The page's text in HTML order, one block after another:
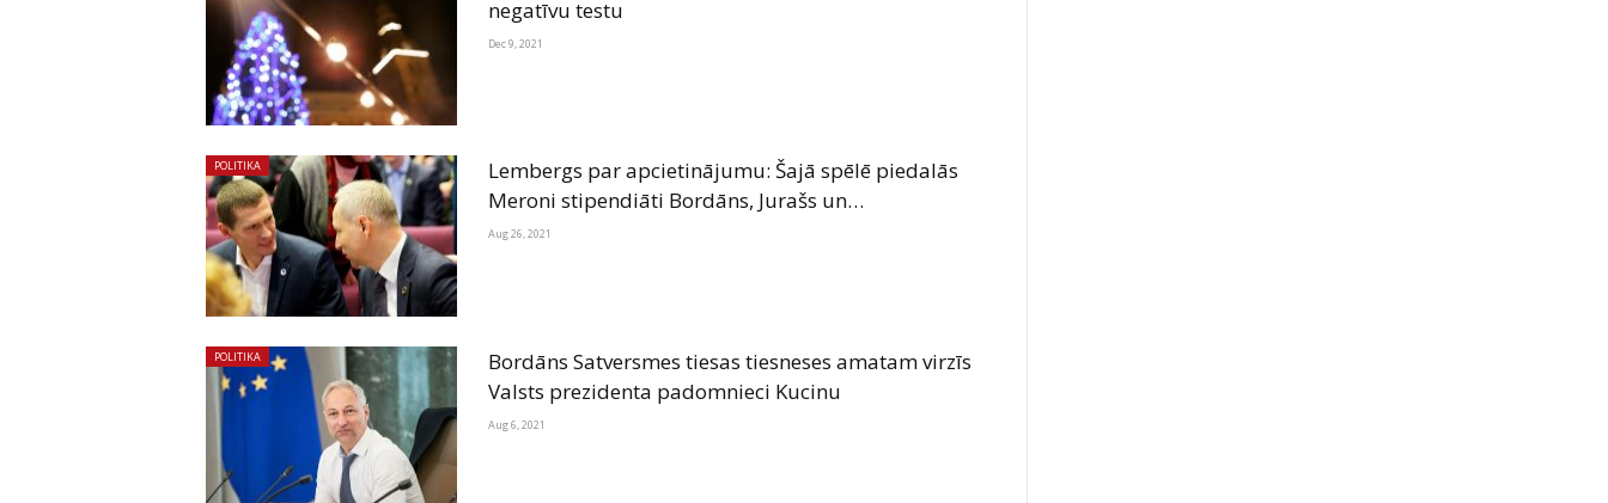
negatīvu testu
Dec 9, 2021
POLITIKA
Lembergs par apcietinājumu: Šajā spēlē piedalās
Meroni stipendiāti Bordāns, Jurašs un…
Aug 26, 2021
POLITIKA
Bordāns Satversmes tiesas tiesneses amatam virzīs
Valsts prezidenta padomnieci Kucinu
Aug 6, 2021